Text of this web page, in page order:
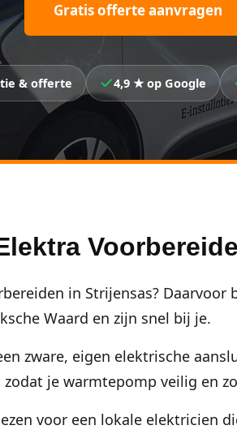
Gratis offerte aanvragen
& offerte 4,9 ★ op Google
in Strijensas?
Waard en zijn snel bij je.
zware, eigen elektrische
je warmtepomp veilig en
voor een lokale elektricien